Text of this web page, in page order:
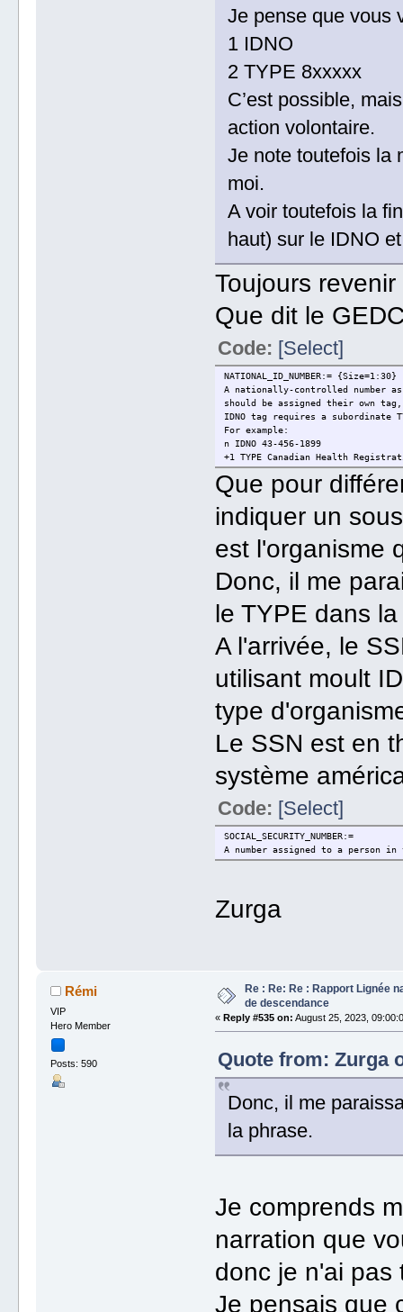
Je pense que vous
1 IDNO
2 TYPE 8xxxxx
C’est possible,
action volontaire.
Je note toutefois la
moi.
A voir toutefois la
haut) sur le IDNO
Toujours
Que dit le
Code: [Select]
NATIONAL_ID_NUMBER:= {Size=1:30}
A nationally-controlled number
should be assigned their own
IDNO tag requires a
For example:
n IDNO 43-456-1899
+1 TYPE Canadian Health
Que pour
indiquer un
est l'organisme
Donc, il me
le TYPE dans
A l'arrivée, le
utilisant moult
type
Le SSN est en
système
Code: [Select]
SOCIAL_SECURITY_NUMBER:=
A number assigned to a person
Zurga
Rémi
VIP
Hero Member
Posts: 590
Re : Re: Re : Rapport Lignée
de descendance
«Reply #535 on: August 25, 2023,
Quote from: Zurga
Donc, il me
la phrase.
Je comprends
narration que
donc je n'ai pas
Je pensais que